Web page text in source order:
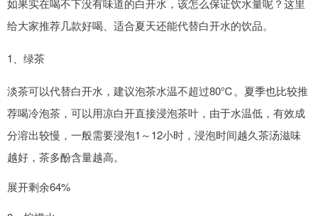
如果实在喝不下没有味道的白开水，该怎么保证饮水量呢？这里
给大家推荐几款好喝、适合夏天还能代替白开水的饮品。
1、绿茶
淡茶可以代替白开水，建议泡茶水温不超过80℃。夏季也比较推
荐喝冷泡茶，可以用凉白开直接浸泡茶叶，由于水温低，有效成
分溶出较慢，一般需要浸泡1～12小时，浸泡时间越久茶汤滋味
越好，茶多酚含量越高。
展开剩余64%